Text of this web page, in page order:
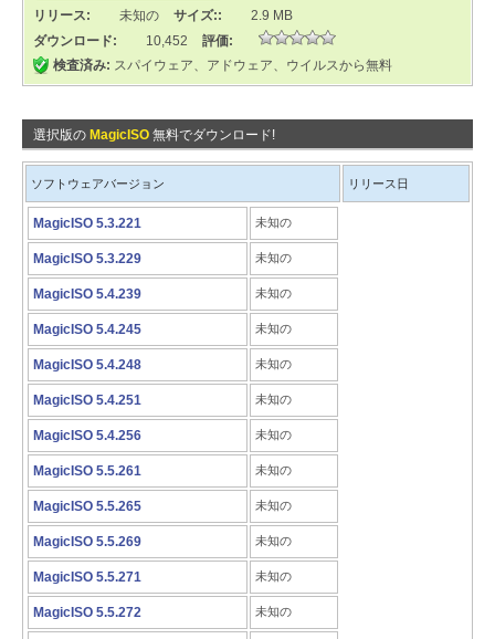
リリース: 未知の サイズ::
2.9 MB
ダウンロード:
10,452
評価:
検査済み: スパイウェア、アドウェア、ウイルスから無料
選択版の MagicISO 無料でダウンロード!
ソフトウェアバージョン リリース日
MagicISO 5.3.221 未知の
MagicISO 5.3.229 未知の
MagicISO 5.4.239 未知の
MagicISO 5.4.245 未知の
MagicISO 5.4.248 未知の
MagicISO 5.4.251 未知の
MagicISO 5.4.256 未知の
MagicISO 5.5.261 未知の
MagicISO 5.5.265 未知の
MagicISO 5.5.269 未知の
MagicISO 5.5.271 未知の
MagicISO 5.5.272 未知の